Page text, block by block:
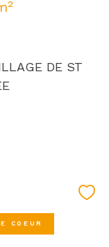
DE ST
COEUR